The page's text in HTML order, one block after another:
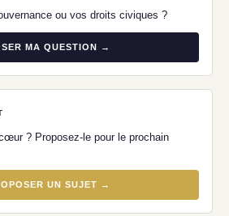
ou vos droits civiques ?
MA QUESTION →
? Proposez-le pour le prochain
UN SUJET →